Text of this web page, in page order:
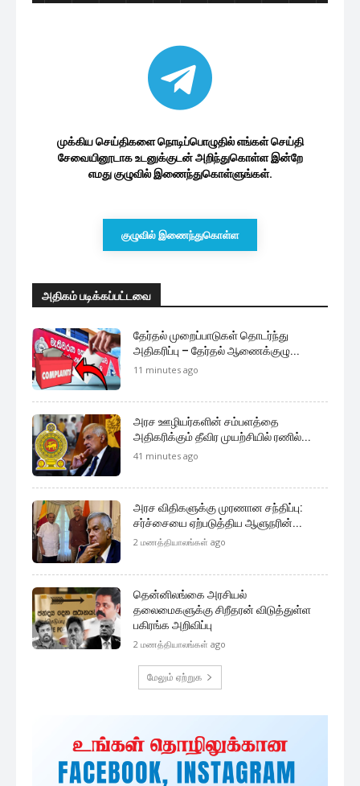
முக்கிய செய்திகளை நொடிப்பொழுதில் எங்கள் செய்தி
சேவையினூடாக உடனுக்குடன் அறிந்துகொள்ள இன்றே
எமது குழுவில் இணைந்துகொள்ளுங்கள்.
குழுவில் இணைந்துகொள்ள
முக்கிய செய்திகளை நொடிப்பொழுதில் எங்கள் செய்தி
எமது குழுவில் இணைந்துகொள்ளுங்கள்.